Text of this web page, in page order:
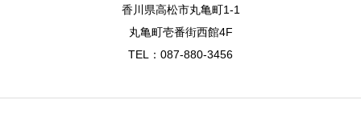
香川県高松市丸亀町1-1
丸亀町壱番街西館4F
TEL：087-880-3456